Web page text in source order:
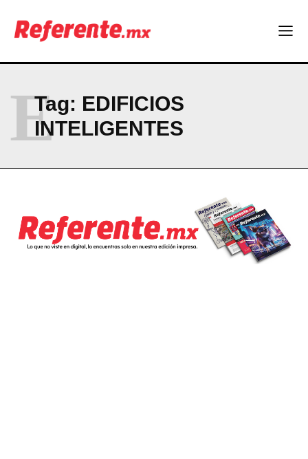
Company
PRIVACY POLICY
NEWSLETTER
Tag: EDIFICIOS
INTELIGENTES
E